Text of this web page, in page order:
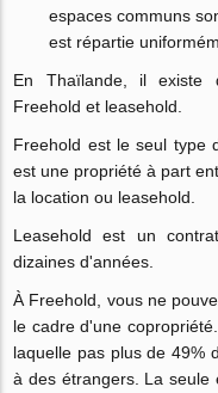
espaces communs
est répartie
En Thaïlande, il existe
Freehold et leasehold.
Freehold est le seul type
est une propriété à part
la location ou leasehold.
Leasehold est un
dizaines d'années.
À Freehold, vous ne
le cadre d'une
laquelle pas plus de 49%
à des étrangers. La seule